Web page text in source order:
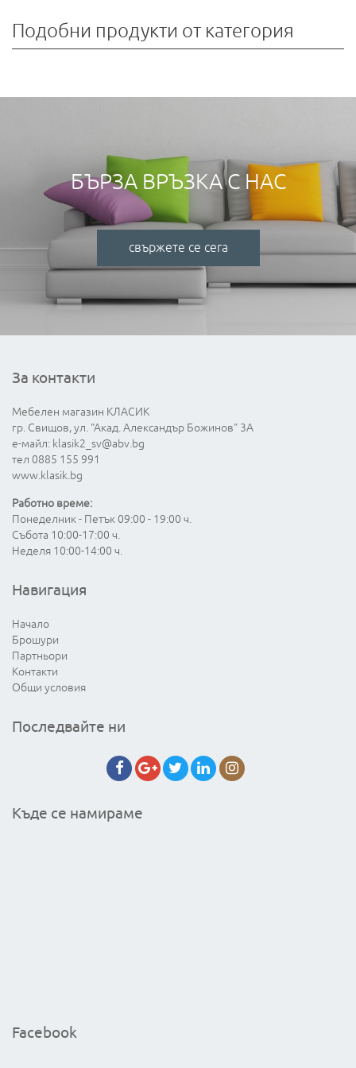
Подобни продукти от категория
БЪРЗА ВРЪЗКА С НАС
свържете се сега
За контакти
Мебелен магазин КЛАСИК
гр. Свищов, ул. "Акад. Александър Божинов" 3А
е-майл: klasik2_sv@abv.bg
тел 0885 155 991
www.klasik.bg
Работно време:
Понеделник - Петък 09:00 - 19:00 ч.
Събота 10:00-17:00 ч.
Неделя 10:00-14:00 ч.
Навигация
Начало
Брошури
Партньори
Контакти
Общи условия
Последвайте ни
Къде се намираме
Facebook